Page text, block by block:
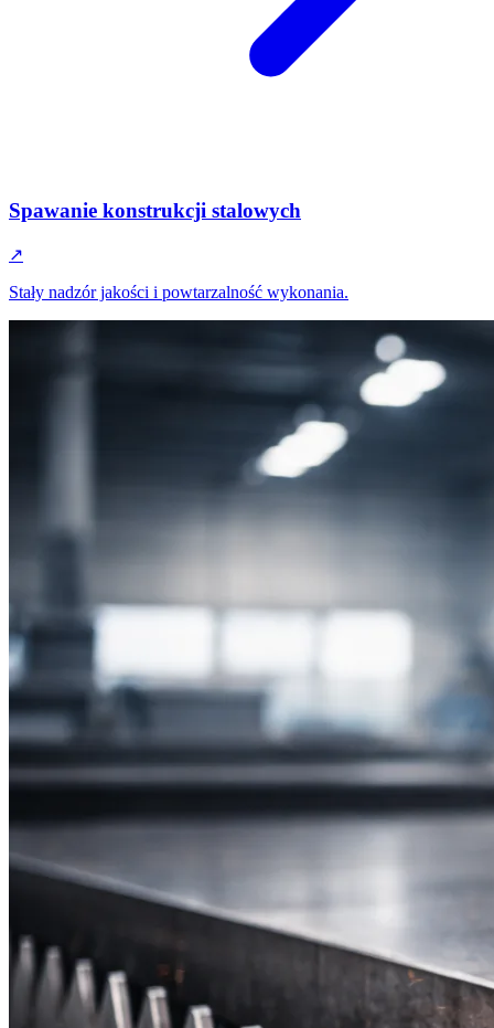
Spawanie konstrukcji stalowych
↗
Stały nadzór jakości i powtarzalność wykonania.